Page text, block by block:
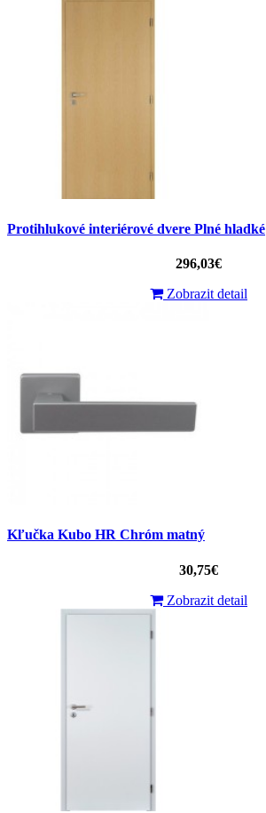
Protihlukové interiérové ​​dvere Plné hladké
296,03€
Zobrazit detail
Kľučka Kubo HR Chróm matný
30,75€
Zobrazit detail